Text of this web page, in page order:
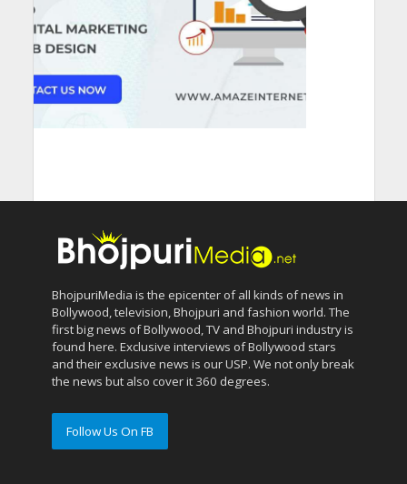
BhojpuriMedia is the epicenter of all kinds of news in
Bollywood, television, Bhojpuri and fashion world. The
first big news of Bollywood, TV and Bhojpuri industry is
found here. Exclusive interviews of Bollywood stars
and their exclusive news is our USP. We not only break
the news but also cover it 360 degrees.
Follow Us On FB